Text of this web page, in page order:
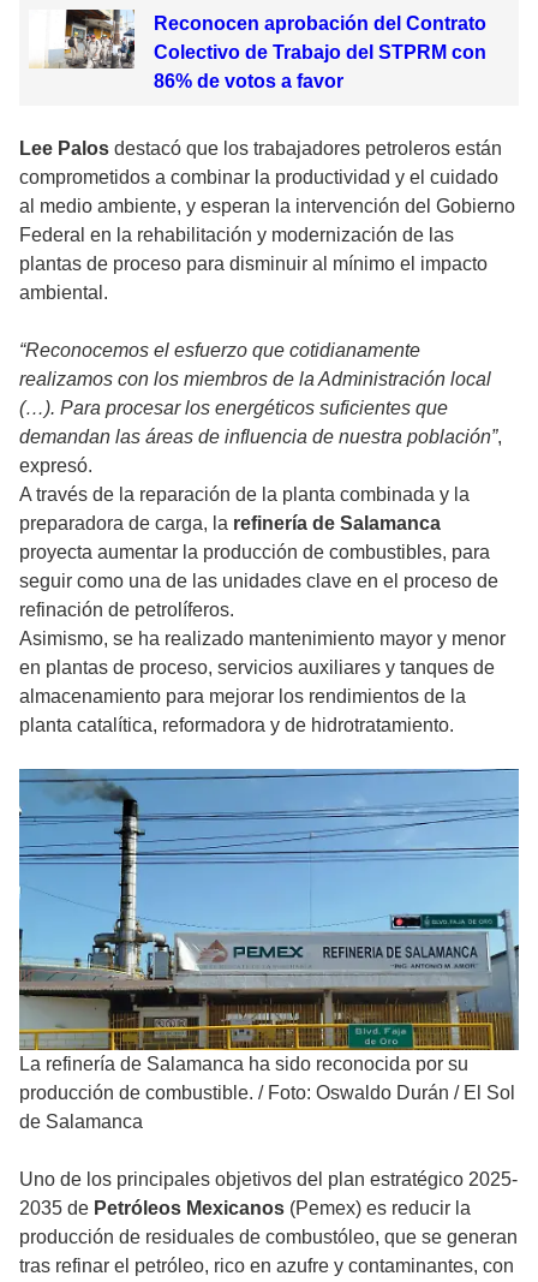
Reconocen aprobación del Contrato
Colectivo de Trabajo del STPRM con
86% de votos a favor
Lee Palos destacó que los trabajadores petroleros están
comprometidos a combinar la productividad y el cuidado
al medio ambiente, y esperan la intervención del Gobierno
Federal en la rehabilitación y modernización de las
plantas de proceso para disminuir al mínimo el impacto
ambiental.
“Reconocemos el esfuerzo que cotidianamente
realizamos con los miembros de la Administración local
(…). Para procesar los energéticos suficientes que
demandan las áreas de influencia de nuestra población”,
expresó.
A través de la reparación de la planta combinada y la
preparadora de carga, la refinería de Salamanca
proyecta aumentar la producción de combustibles, para
seguir como una de las unidades clave en el proceso de
refinación de petrolíferos.
Asimismo, se ha realizado mantenimiento mayor y menor
en plantas de proceso, servicios auxiliares y tanques de
almacenamiento para mejorar los rendimientos de la
planta catalítica, reformadora y de hidrotratamiento.
La refinería de Salamanca ha sido reconocida por su
producción de combustible. / Foto: Oswaldo Durán / El Sol
de Salamanca
Uno de los principales objetivos del plan estratégico 2025-
2035 de Petróleos Mexicanos (Pemex) es reducir la
producción de residuales de combustóleo, que se generan
tras refinar el petróleo, rico en azufre y contaminantes, con